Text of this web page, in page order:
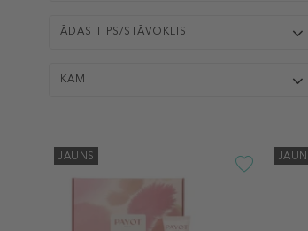
ĀDAS TIPS/STĀVOKLIS
KAM
JAUNS